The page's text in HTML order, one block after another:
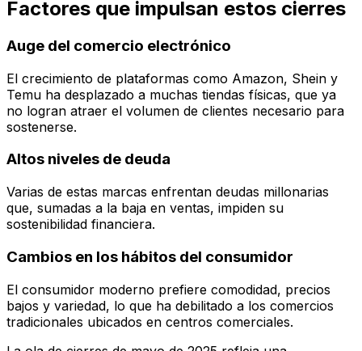
Factores que impulsan estos cierres
Auge del comercio electrónico
El crecimiento de plataformas como Amazon, Shein y
Temu ha desplazado a muchas tiendas físicas, que ya
no logran atraer el volumen de clientes necesario para
sostenerse.
Altos niveles de deuda
Varias de estas marcas enfrentan deudas millonarias
que, sumadas a la baja en ventas, impiden su
sostenibilidad financiera.
Cambios en los hábitos del consumidor
El consumidor moderno prefiere comodidad, precios
bajos y variedad, lo que ha debilitado a los comercios
tradicionales ubicados en centros comerciales.